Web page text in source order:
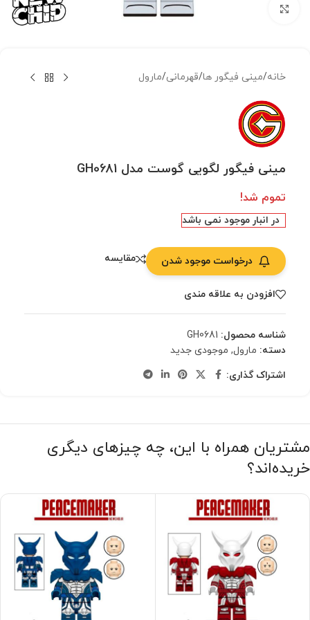
خانه/مینی فیگور ها/قهرمانی/مارول
مینی فیگور لگویی گوست مدل GH0681
تموم شد!
در انبار موجود نمی باشد
درخواست موجود شدن مقایسه
افزودن به علاقه مندی
شناسه محصول: GH0681
دسته: مارول, موجودی جدید
اشتراک گذاری:
مشتریان همراه با این، چه چیزهای دیگری
خریده‌اند؟